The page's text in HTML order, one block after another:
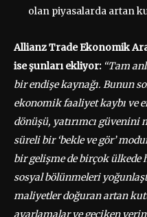
olan piyasalarda artan
Allianz Trade Ekonomik
ise şunları ekliyor: “Tam
bir endişe kaynağı. Bunun
ekonomik faaliyet kaybı ve
dönüşü, yatırımcı güvenini
süreli bir ‘bekle ve gör’
bir gelişme de birçok ülkede
sosyal bölünmeleri
maliyetler doğuran artan